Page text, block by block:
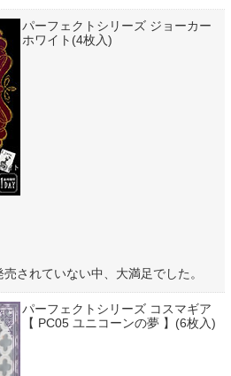
パーフェクトシリーズ ジョーカー
ホワイト(4枚入)
されていない中、大満足でした。
パーフェクトシリーズ コスマギア
【 PC05 ユニコーンの夢 】(6枚入)